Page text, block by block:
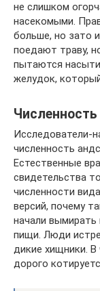
не слишком
насекомыми.
больше, но зато
поедают траву,
пытаются
желудок,
Исследователи-
численность
Естественные
свидетельства
численности
версий, почему
начали вымирать
пищи. Люди
дикие хищники.
дорого